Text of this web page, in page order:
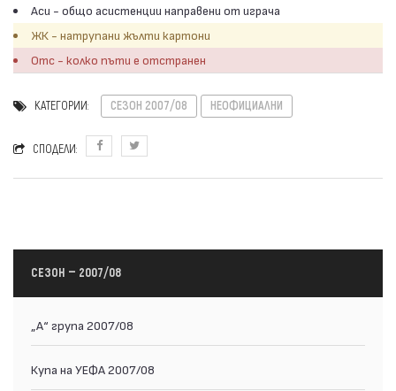
Аси - общо асистенции направени от играча
ЖК - натрупани жълти картони
Отс - колко пъти е отстранен
КАТЕГОРИИ: СЕЗОН 2007/08 НЕОФИЦИАЛНИ
СПОДЕЛИ:
СЕЗОН — 2007/08
„А“ група 2007/08
Купа на УЕФА 2007/08